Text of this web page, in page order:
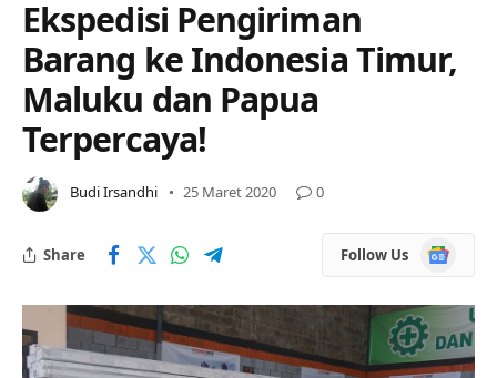
Ekspedisi Pengiriman
Barang ke Indonesia Timur,
Maluku dan Papua
Terpercaya!
Budi Irsandhi 25 Maret 2020 0
Share Follow Us
Google
News